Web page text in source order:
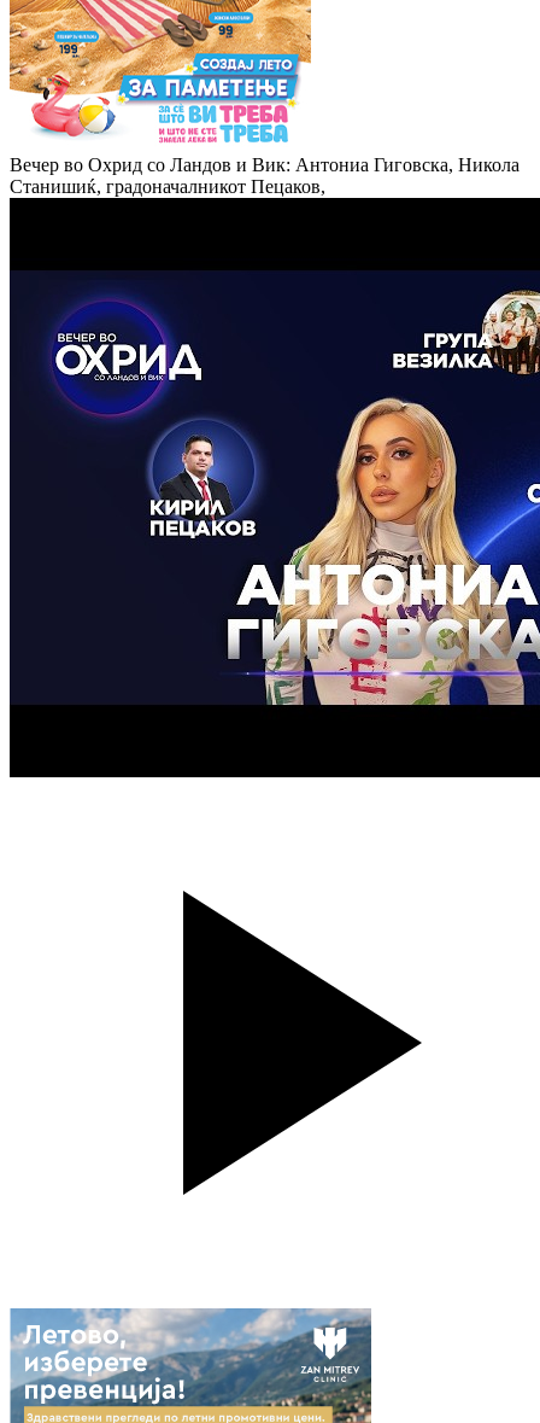
Вечер во Охрид со Ландов и Вик: Антониа Гиговска, Никола
Станишиќ, градоначалникот Пецаков,